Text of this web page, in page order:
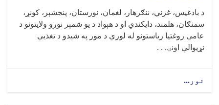
د بادغیس، غزني، ننګرهار، لغمان، نورستان، پنجشېر، کونړ،
سمنګان، هلمند، دایکندي او د هېواد د یو شمېر نورو ولایتونو د
عامې روغتیا ریاستونو له لوري د مور په شیدو د تغذیې
نړیوالې اونۍ. . .
نور...